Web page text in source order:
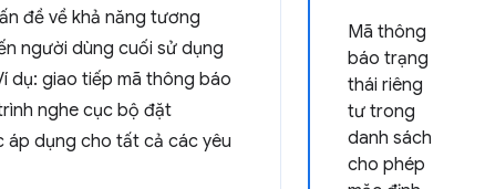
Mã thông
báo trạng
thái riêng
tư trong
danh sách
cho phép
đề về khả năng tương
người dùng cuối sử dụng
dụ: giao tiếp mã thông báo
nghe cục bộ đặt
áp dụng cho tất cả các yêu